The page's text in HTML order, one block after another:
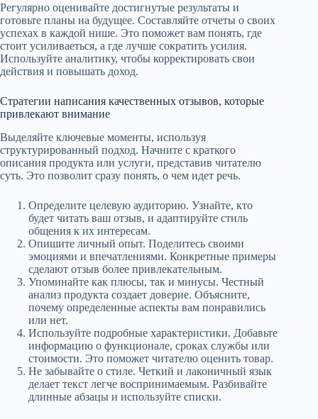
Регулярно оценивайте достигнутые результаты и
готовьте планы на будущее. Составляйте отчеты о своих
успехах в каждой нише. Это поможет вам понять, где
стоит усиливаеться, а где лучше сократить усилия.
Используйте аналитику, чтобы корректировать свои
действия и повышать доход.
Стратегии написания качественных отзывов, которые
привлекают внимание
Выделяйте ключевые моменты, используя
структурированный подход. Начните с краткого
описания продукта или услуги, представив читателю
суть. Это позволит сразу понять, о чем идет речь.
Определите целевую аудиторию. Узнайте, кто
будет читать ваш отзыв, и адаптируйте стиль
общения к их интересам.
Опишите личный опыт. Поделитесь своими
эмоциями и впечатлениями. Конкретные примеры
сделают отзыв более привлекательным.
Упоминайте как плюсы, так и минусы. Честный
анализ продукта создает доверие. Объясните,
почему определенные аспекты вам понравились
или нет.
Используйте подробные характеристики. Добавьте
информацию о функционале, сроках службы или
стоимости. Это поможет читателю оценить товар.
Не забывайте о стиле. Четкий и лаконичный язык
делает текст легче воспринимаемым. Разбивайте
длинные абзацы и используйте списки.